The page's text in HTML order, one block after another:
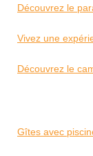
Découvrez le
Vivez une
Découvrez le
Gîtes avec